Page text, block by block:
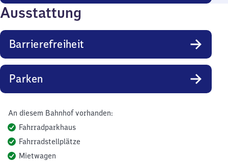
Ausstattung
Barrierefreiheit
Parken
An diesem Bahnhof vorhanden:
Fahrradparkhaus
Fahrradstellplätze
Mietwagen